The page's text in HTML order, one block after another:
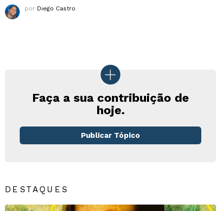
por Diego Castro
Faça a sua contribuição de
hoje.
Publicar Tópico
DESTAQUES